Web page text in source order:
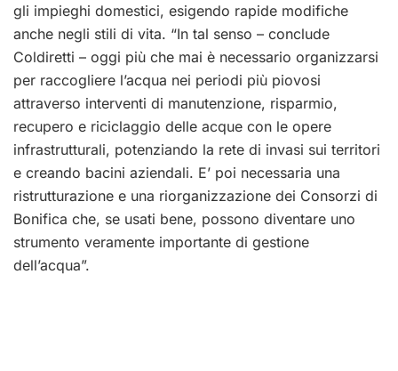
gli impieghi domestici, esigendo rapide modifiche
anche negli stili di vita. “In tal senso – conclude
Coldiretti – oggi più che mai è necessario organizzarsi
per raccogliere l’acqua nei periodi più piovosi
attraverso interventi di manutenzione, risparmio,
recupero e riciclaggio delle acque con le opere
infrastrutturali, potenziando la rete di invasi sui territori
e creando bacini aziendali. E’ poi necessaria una
ristrutturazione e una riorganizzazione dei Consorzi di
Bonifica che, se usati bene, possono diventare uno
strumento veramente importante di gestione
dell’acqua”.